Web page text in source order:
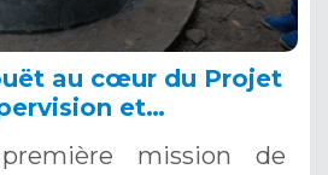
au cœur du Projet
et
2024
mission de